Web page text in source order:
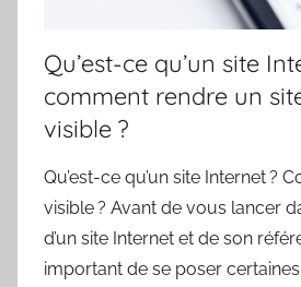
Qu’est-ce qu’un site
comment rendre un
visible ?
Qu’est-ce qu’un site Internet ?
visible ? Avant de vous lancer
d’un site Internet et de son
important de se poser